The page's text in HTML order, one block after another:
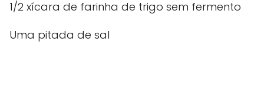
1/2 xícara de farinha de trigo sem fermento
Uma pitada de sal